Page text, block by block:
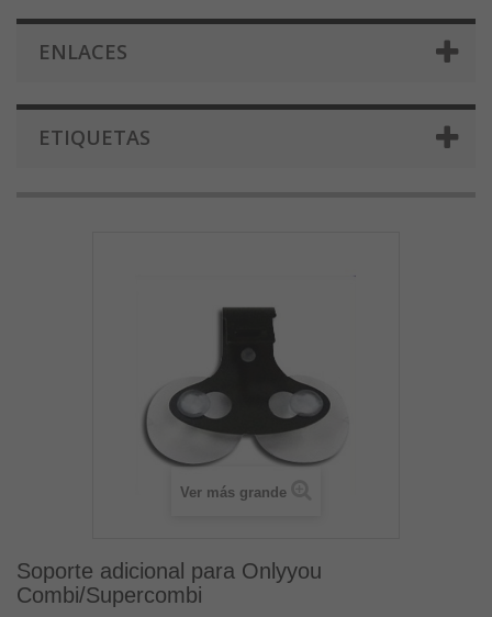
ENLACES
ETIQUETAS
Ver más grande
Soporte adicional para Onlyyou
Combi/Supercombi